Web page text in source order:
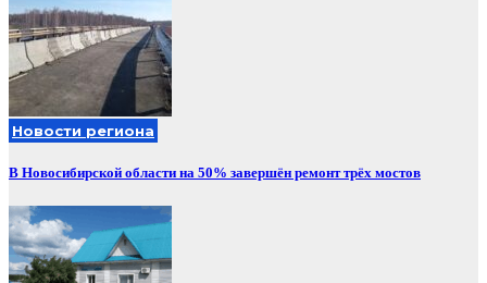
Новости региона
В Новосибирской области на 50% завершён ремонт трёх мостов